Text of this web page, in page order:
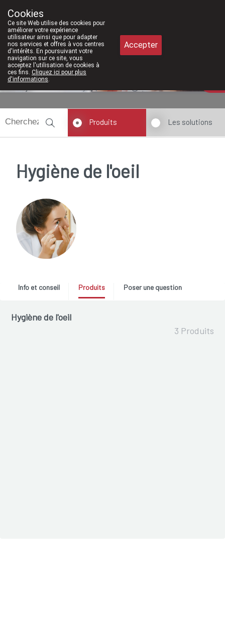
Produits Les solutions
Hygiène de l'oeil
Info et conseil Produits Poser une question
Hygiène de l'oeil
3 Produits
Cookies
Ce site Web utilise des cookies pour
améliorer votre expérience
utilisateur ainsi que pour adapter
nos services et offres à vos centres
d'intérêts. En poursuivant votre
navigation sur ce site, vous
acceptez l'utilisation de cookies à
ces fins. Cliquez ici pour plus
d'informations.
Accepter